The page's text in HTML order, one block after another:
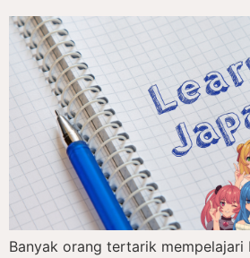
Banyak orang tertarik mempelajari